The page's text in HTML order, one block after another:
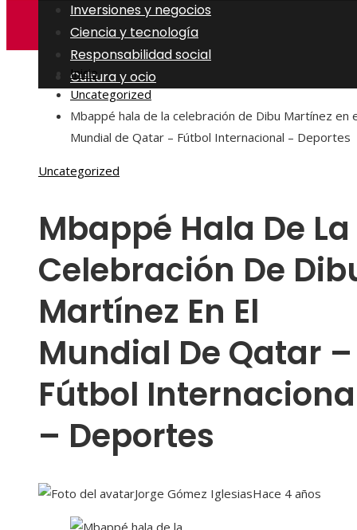
Inversiones y negocios
Ciencia y tecnología
Responsabilidad social
Cultura y ocio
Inicio
Uncategorized
Mbappé hala de la celebración de Dibu Martínez en
Mundial de Qatar – Fútbol Internacional – Deportes
Uncategorized
Mbappé Hala De La
Celebración De
Martínez En El
Mundial De Qatar –
Fútbol
– Deportes
Jorge Gómez IglesiasHace 4 años